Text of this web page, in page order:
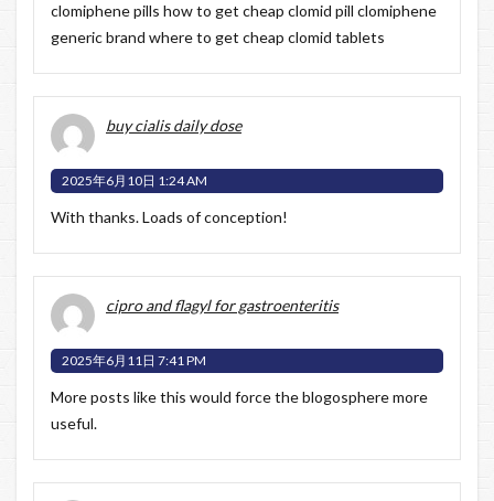
clomiphene pills how to get cheap clomid pill clomiphene
generic brand where to get cheap clomid tablets
buy cialis daily dose
2025年6月10日 1:24 AM
With thanks. Loads of conception!
cipro and flagyl for gastroenteritis
2025年6月11日 7:41 PM
More posts like this would force the blogosphere more
useful.